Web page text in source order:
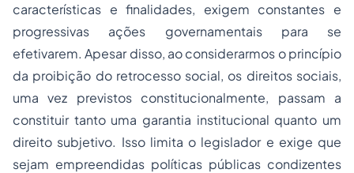
características e finalidades, exigem constantes e
progressivas ações governamentais para se
efetivarem. Apesar disso, ao considerarmos o princípio
da proibição do retrocesso social, os direitos sociais,
uma vez previstos constitucionalmente, passam a
constituir tanto uma garantia institucional quanto um
direito subjetivo. Isso limita o legislador e exige que
sejam empreendidas políticas públicas condizentes